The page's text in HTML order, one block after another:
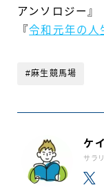
アンソロジー』
『令和元年の人
#麻生競馬場
ケ
サラ